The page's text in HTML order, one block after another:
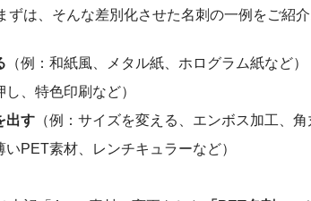
ずは、そんな差別化させた名刺の一例をご紹介
（例：和紙風、メタル紙、ホログラム紙など）
し、特色印刷など）
出す （例：サイズを変える、エンボス加工、角
いPET素材、レンチキュラーなど）